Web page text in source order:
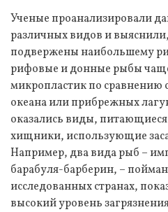
Ученые проанализировали
различных видов и
подвержены наибольшему
рифовые и донные рыбы
микропластик по сравнению
океана или прибрежных
оказались виды,
хищники, использующие
Например, два вида рыб –
барабуля-барберин, –
исследованных странах,
высокий уровень